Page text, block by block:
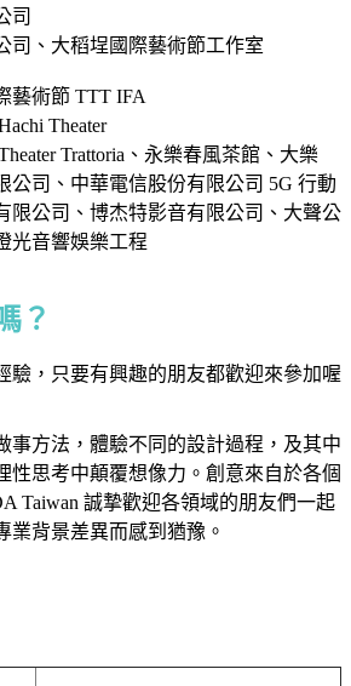
司
司、大稻埕國際藝術節工作室
藝術節 TTT IFA
Theater
Trattoria、永樂春風茶館、大樂
公司、中華電信股份有限公司 5G 行動
限公司、博杰特影音有限公司、大聲公
光音響娛樂工程
？
驗，只要有興趣的朋友都歡迎來參加喔
事方法，體驗不同的設計過程，及其中
性思考中顛覆想像力。創意來自於各個
Taiwan 誠摯歡迎各領域的朋友們一起
業背景差異而感到猶豫。